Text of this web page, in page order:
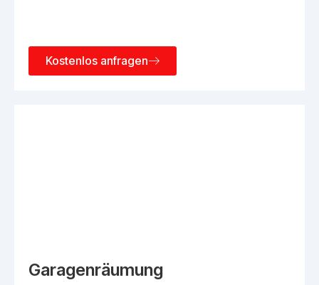
Kostenlos anfragen
Garagenräumung